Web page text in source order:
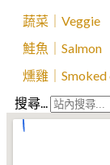
蔬菜｜Veggie
鮭魚｜Salmon
燻雞｜Smoked
搜尋...